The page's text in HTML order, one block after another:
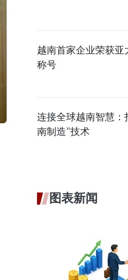
越南首家企业荣获亚
称号
连接全球越南智慧：
南制造”技术
图表新闻